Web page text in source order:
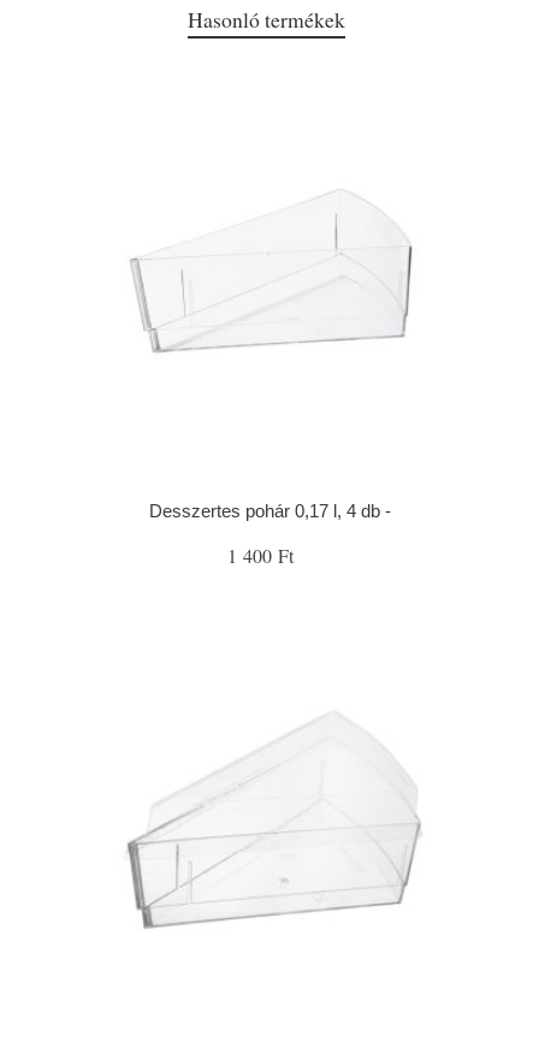
Hasonló termékek
Desszertes pohár 0,17 l, 4 db -
1 400 Ft